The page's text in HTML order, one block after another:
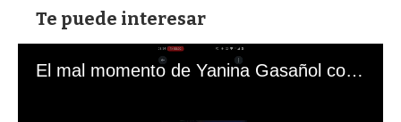
Te puede interesar
El mal momento de Yanina Gasañol con un hincha argentino en "Subrayado"